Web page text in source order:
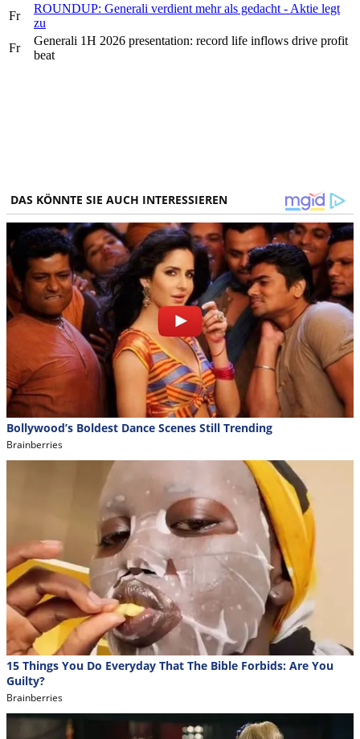
Fr
ROUNDUP: Generali verdient mehr als gedacht - Aktie legt
zu
Fr
Generali 1H 2026 presentation: record life inflows drive profit
beat